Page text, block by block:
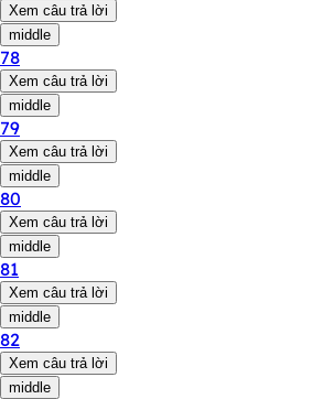
Xem câu trả lời
middle
78
Xem câu trả lời
middle
79
Xem câu trả lời
middle
80
Xem câu trả lời
middle
81
Xem câu trả lời
middle
82
Xem câu trả lời
middle